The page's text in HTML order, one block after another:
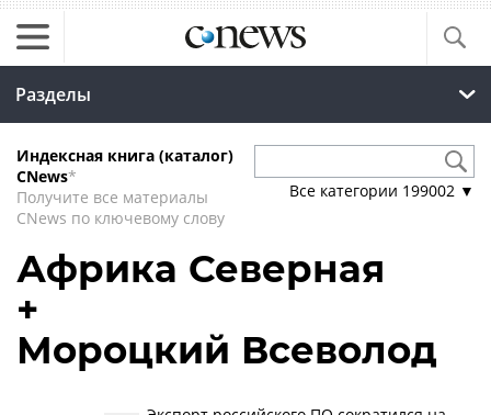
Разделы
Индексная книга (каталог)
CNews*
Получите все материалы
CNews по ключевому слову
Все категории 199002 ▼
Африка Северная
+
Мороцкий Всеволод